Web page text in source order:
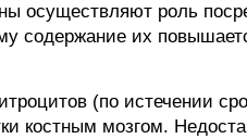
осуществляют роль
содержание их
(по истечении
костным мозгом.